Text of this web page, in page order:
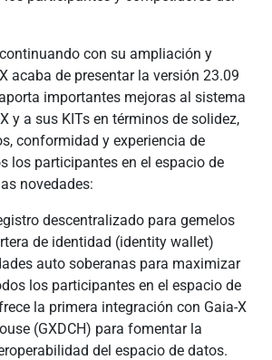
con su ampliación y
acaba de presentar la versión 23.09
importantes mejoras al sistema
y a sus KITs en términos de solidez,
conformidad y experiencia de
los participantes en el espacio de
novedades:
descentralizado para gemelos
de identidad (identity wallet)
auto soberanas para maximizar
los participantes en el espacio de
la primera integración con Gaia-X
(GXDCH) para fomentar la
del espacio de datos.